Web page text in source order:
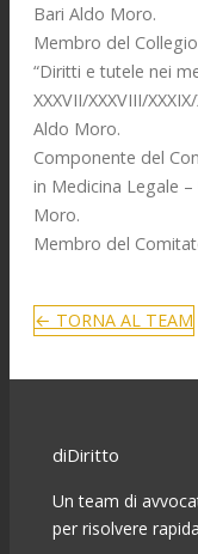
Bari Aldo Moro.
Membro del
“Diritti e tutele nei
XXXVII/XXXVIII/
Aldo Moro.
Componente del
in Medicina Legale
Moro.
Membro del
← TORNA AL TEAM
diDiritto
Un team di
per risolvere